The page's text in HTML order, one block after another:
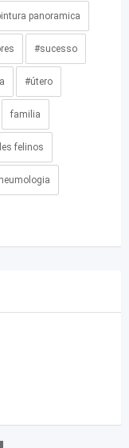
panoramica
#sucesso
#útero
familia
felinos